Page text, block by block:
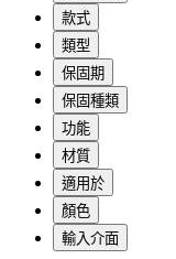
款式
類型
保固期
保固種類
功能
材質
適用於
顏色
輸入介面